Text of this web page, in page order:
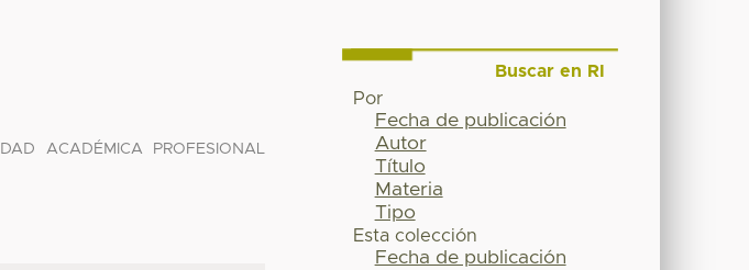
ACADÉMICA PROFESIONAL
Buscar en RI
Por
Fecha de publicación
Autor
Título
Materia
Tipo
Esta colección
Fecha de publicación